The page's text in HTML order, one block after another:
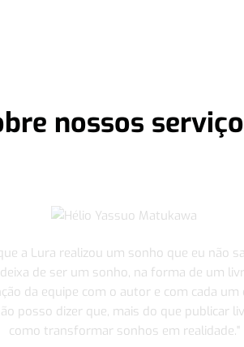
nossos
a Lura realizou um sonho que eu não
de ser um sonho, na forma de um
da equipe com o autor e com cada
posso dizer que, mais do que publicar
como transformar sonhos em realidade."